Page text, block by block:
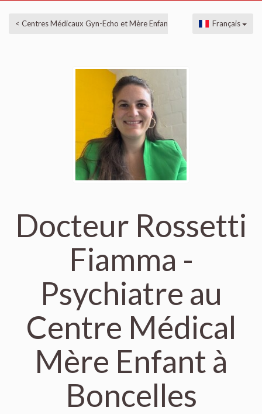
< Centres Médicaux Gyn-Echo et Mère Enfant à Boncelles, Liège
Français
Docteur Rossetti
Fiamma -
Psychiatre au
Centre Médical
Mère Enfant à
Boncelles